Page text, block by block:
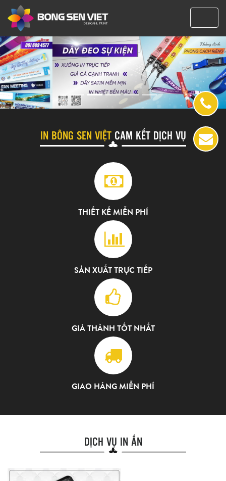
Previous Next
IN BÔNG SEN VIỆT CAM KẾT DỊCH VỤ
THIẾT KẾ MIỄN PHÍ
SẢN XUẤT TRỰC TIẾP
GIÁ THÀNH TỐT NHẤT
GIAO HÀNG MIỄN PHÍ
DỊCH VỤ IN ẤN